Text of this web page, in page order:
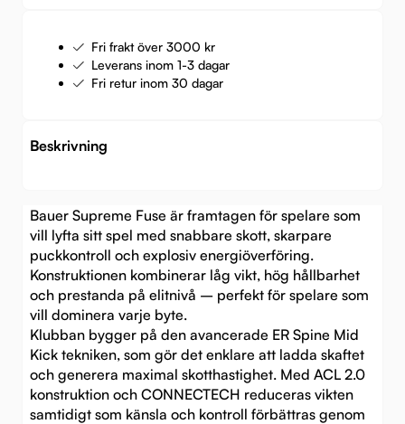
Fri frakt över 3000 kr
Leverans inom 1-3 dagar
Fri retur inom 30 dagar
Beskrivning
Bauer Supreme Fuse är framtagen för spelare som
vill lyfta sitt spel med snabbare skott, skarpare
puckkontroll och explosiv energiöverföring.
Konstruktionen kombinerar låg vikt, hög hållbarhet
och prestanda på elitnivå – perfekt för spelare som
vill dominera varje byte.
Klubban bygger på den avancerade ER Spine Mid
Kick tekniken, som gör det enklare att ladda skaftet
och generera maximal skotthastighet. Med ACL 2.0
konstruktion och CONNECTECH reduceras vikten
samtidigt som känsla och kontroll förbättras genom